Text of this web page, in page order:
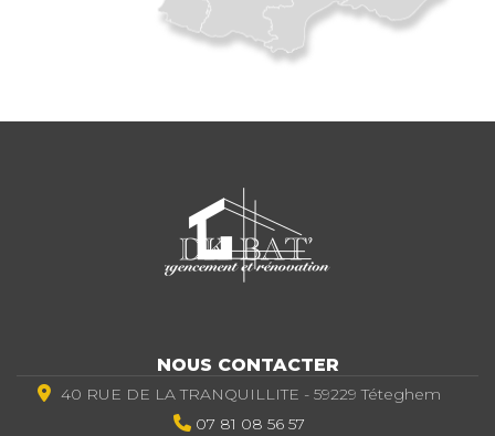
NOUS CONTACTER
40 RUE DE LA TRANQUILLITE - 59229 Téteghem
07 81 08 56 57